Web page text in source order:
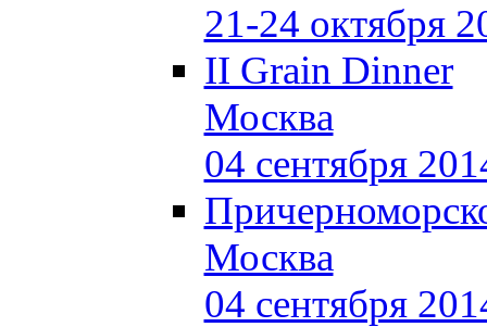
21-24 октября
II Grain Dinner
Москва
04 сентября
Москва
04 сентября